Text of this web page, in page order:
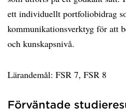
ett individuellt portfoliobidrag
kommunikationsverktyg för att
och kunskapsnivå.
Lärandemål: FSR 7, FSR 8
Förväntade